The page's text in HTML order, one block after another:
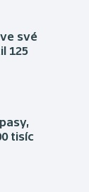
své
125
tisíc